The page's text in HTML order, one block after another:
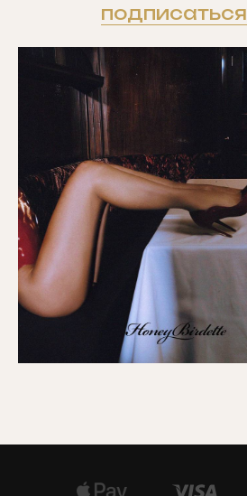
подписаться